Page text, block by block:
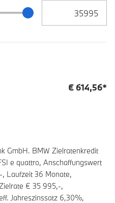
€ 614,56*
GmbH. BMW Zielratenkredit
e quattro, Anschaffungswert
, Laufzeit36 Monate,
€ 35 995,-,
Jahreszinssatz 6,30%,